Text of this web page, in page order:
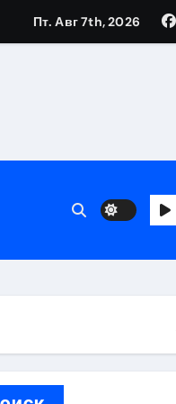
сделки
Пт. Авг 7th, 2026